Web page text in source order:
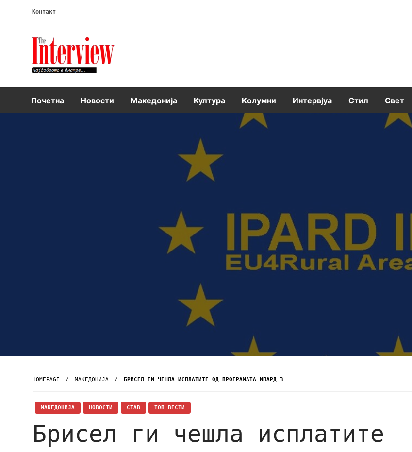
Контакт
Интервју
Почетна Новости Македонија Култура Kолумни Интервјуа Стил Свет
HOMEPAGE МАКЕДОНИЈА БРИСЕЛ ГИ ЧЕШЛА ИСПЛАТИТЕ ОД ПРОГРАМАТА ИПАРД 3
МАКЕДОНИЈА НОВОСТИ СТАВ ТОП ВЕСТИ
Брисел ги чешла исплатите